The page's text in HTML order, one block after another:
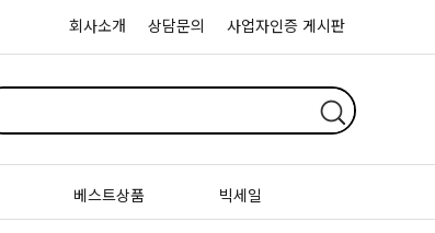
회사소개 상담문의 사업자인증 게시판
베스트상품 빅세일